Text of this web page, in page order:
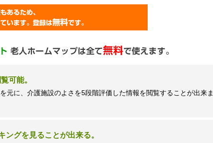
話はお断りいたします）
可能。
元に、介護施設のよさを5段階評価した情報を閲覧することが出来ま
ングを見ることが出来る。